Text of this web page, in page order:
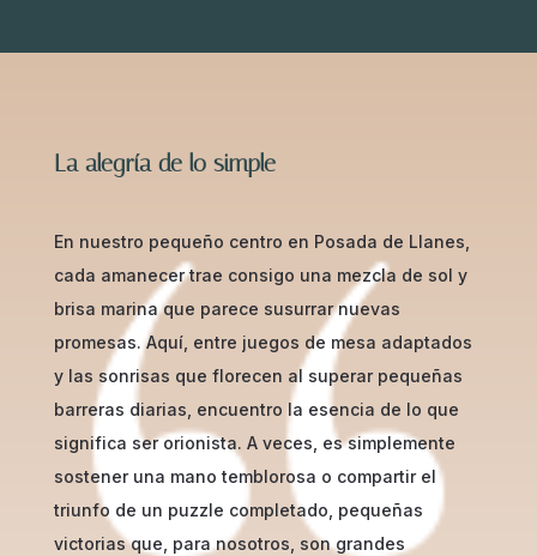
La alegría de lo simple
En nuestro pequeño centro en Posada de Llanes,
cada amanecer trae consigo una mezcla de sol y
brisa marina que parece susurrar nuevas
promesas. Aquí, entre juegos de mesa adaptados
y las sonrisas que florecen al superar pequeñas
barreras diarias, encuentro la esencia de lo que
significa ser orionista. A veces, es simplemente
sostener una mano temblorosa o compartir el
triunfo de un puzzle completado, pequeñas
victorias que, para nosotros, son grandes